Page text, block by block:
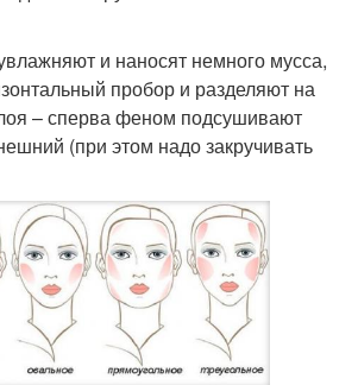
и наносят немного мусса,
пробор и разделяют на
– сперва феном подсушивают
(при этом надо закручивать